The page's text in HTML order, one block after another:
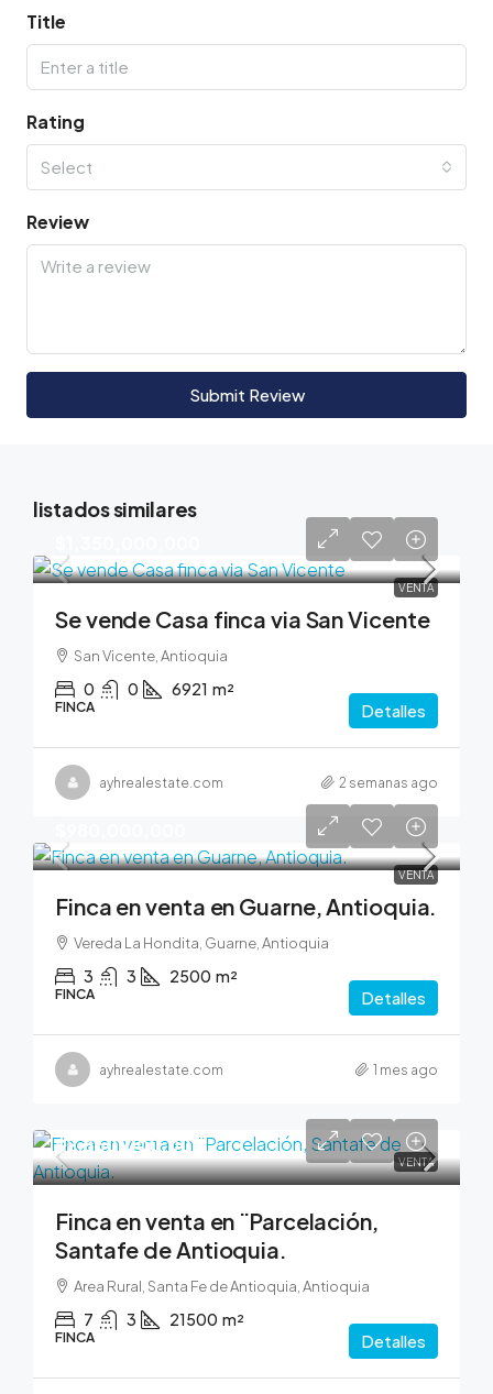
Title
Rating
Select
Review
Submit Review
listados similares
VENTA
Se vende Casa finca via San Vicente
San Vicente, Antioquia
0 0 6921 m²
FINCA Detalles
ayhrealestate.com 2 semanas ago
VENTA
Finca en venta en Guarne, Antioquia.
Vereda La Hondita, Guarne, Antioquia
3 3 2500 m²
FINCA Detalles
ayhrealestate.com 1 mes ago
VENTA
$2,350,000,000
Finca en venta en ¨Parcelación,
Santafe de Antioquia.
Area Rural, Santa Fe de Antioquia, Antioquia
7 3 21500 m²
FINCA Detalles